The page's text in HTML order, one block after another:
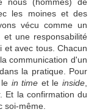
les moines et des
vécu comme un
et une responsabilité
avec tous. Chacun
communication d'un
la pratique. Pour
in time et leinside
Et la confirmation du
soi-même.